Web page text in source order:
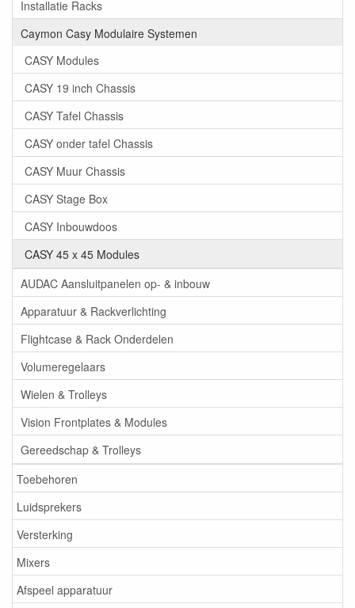
Installatie Racks
Caymon Casy Modulaire Systemen
CASY Modules
CASY 19 inch Chassis
CASY Tafel Chassis
CASY onder tafel Chassis
CASY Muur Chassis
CASY Stage Box
CASY Inbouwdoos
CASY 45 x 45 Modules
AUDAC Aansluitpanelen op- & inbouw
Apparatuur & Rackverlichting
Flightcase & Rack Onderdelen
Volumeregelaars
Wielen & Trolleys
Vision Frontplates & Modules
Gereedschap & Trolleys
Toebehoren
Luidsprekers
Versterking
Mixers
Afspeel apparatuur